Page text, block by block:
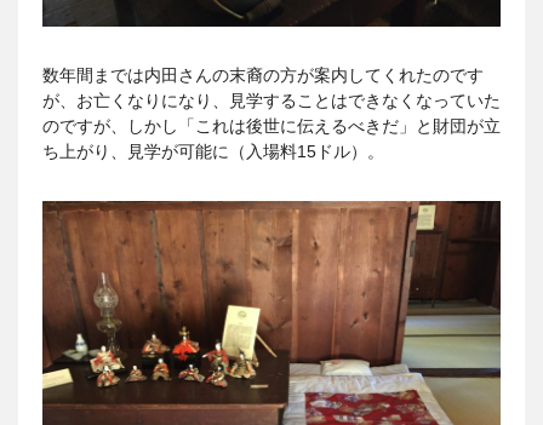
数年間までは内田さんの末裔の方が案内してくれたのです
が、お亡くなりになり、見学することはできなくなっていた
のですが、しかし「これは後世に伝えるべきだ」と財団が立
ち上がり、見学が可能に（入場料15ドル）。